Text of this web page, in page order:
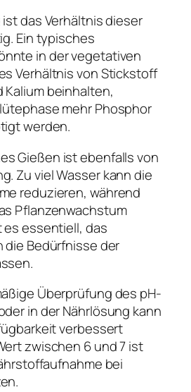
das Verhältnis dieser
Ein typisches
in der vegetativen
Verhältnis von Stickstoff
beinhalten,
mehr Phosphor
werden.
Gießen ist ebenfalls von
Zu viel Wasser kann die
reduzieren, während
Pflanzenwachstum
es essentiell, das
die Bedürfnisse der
Überprüfung des pH-
in der Nährlösung kann
verbessert
zwischen 6 und 7 ist
bei